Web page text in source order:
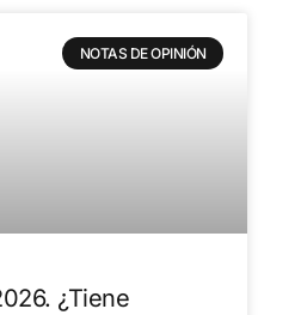
NOTAS DE OPINIÓN
¿Tiene